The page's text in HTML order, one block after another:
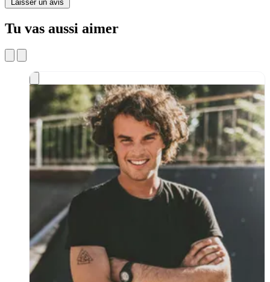
Laisser un avis
Tu vas aussi aimer